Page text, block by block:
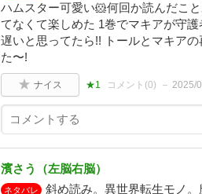
ハムスター可愛い🐹何回か読んだこ
てなくて楽しめた 1巻でマキアが守
遅いと思ってたら!! トールとマキア
た〜!
ナイス ★1 コメント(0) 2025/
濱さう（左脳右脳）
ネタバレ
斜め読み。異世界転生モノ